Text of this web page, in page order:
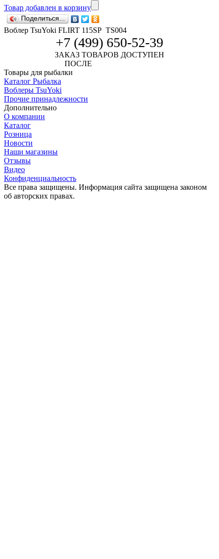
Товар добавлен в корзину
Поделиться...
Воблер TsuYoki FLIRT 115SP TS004
+7 (499) 650-52-39
ЗАКАЗ ТОВАРОВ ДОСТУПЕН
ПОСЛЕ
Товары для рыбалки
Каталог Рыбалка
Воблеры TsuYoki
Прочие принадлежности
Дополнительно
О компании
Каталог
Розница
Новости
Наши магазины
Отзывы
Видео
Конфиденциальность
Все права защищены. Информация сайта защищена законом
об авторских правах.